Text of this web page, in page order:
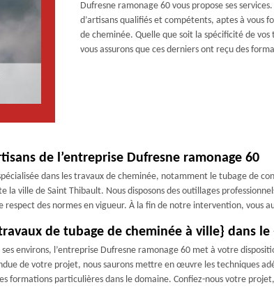
Dufresne ramonage 60 vous propose ses
d’artisans qualifiés et compétents, aptes à vous
de cheminée. Quelle que soit la spécificité de
vous assurons que ces derniers ont reçu des
de l’entreprise Dufresne ramonage 60
dans les travaux de cheminée, notamment le tubage de
la ville de Saint Thibault. Nous disposons des outillages
respect des normes en vigueur. À la fin de notre intervention, vous
de tubage de cheminée à ville} dans le
environs, l’entreprise Dufresne ramonage 60 met à votre
de votre projet, nous saurons mettre en œuvre les techniques
formations particulières dans le domaine. Confiez-nous votre